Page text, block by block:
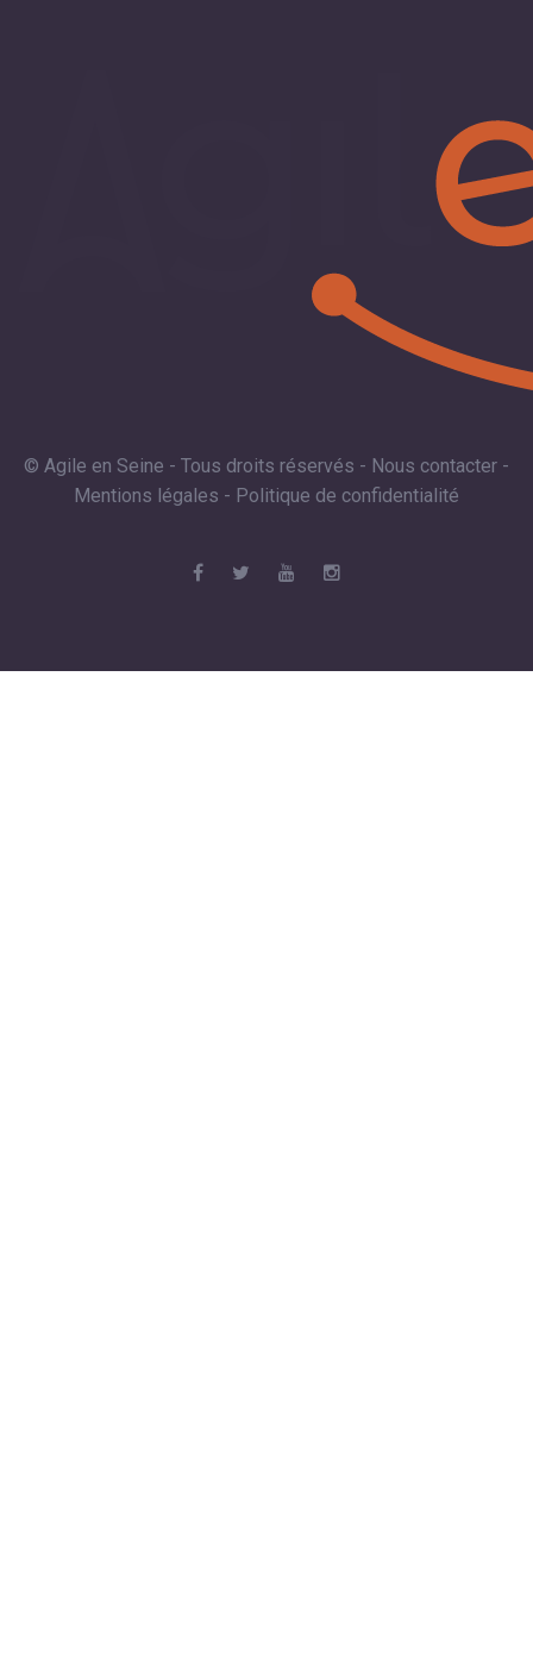
© Agile en Seine - Tous droits réservés - Nous contacter -
Mentions légales - Politique de confidentialité